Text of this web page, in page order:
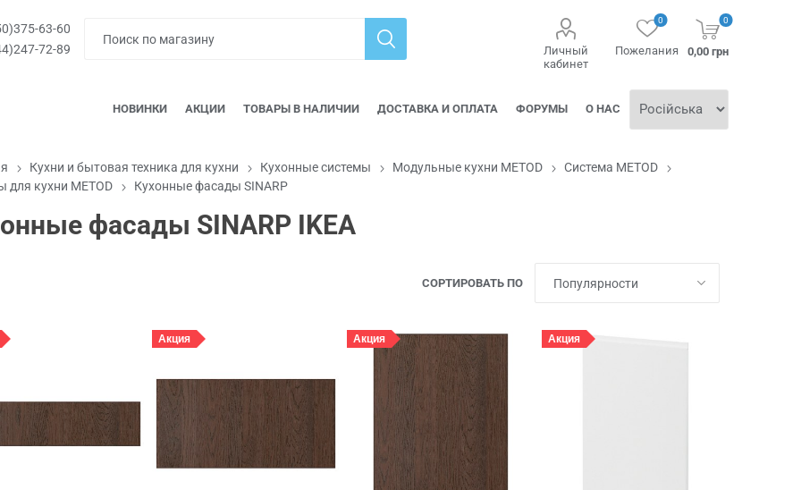
63-60
72-89
Личный
кабинет
Пожелания
0 0
0,00 грн
НОВИНКИ АКЦИИ ТОВАРЫ В НАЛИЧИИ ДОСТАВКА И ОПЛАТА ФОРУМЫ О НАС
Кухни и бытовая техника для кухни Кухонные системы Модульные кухни METOD
Система METOD
для кухни METOD
Кухонные фасады SINARP
фасады SINARP IKEA
СОРТИРОВАТЬ ПО
Акция Акция Акция